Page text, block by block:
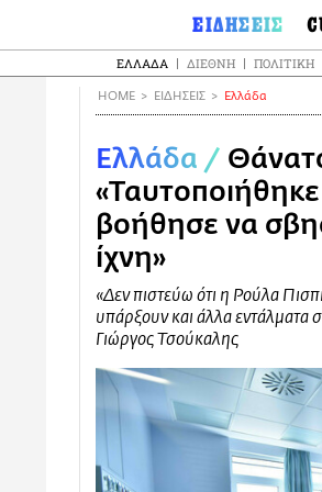
LIFO SHOP
NEWSLETTER
ΜΙΚΡΟΠΡΑΓΜΑΤΑ
THE GOOD LIFO
LIFOLAND
CITY GUIDE
ΑΜΠΑ
PRINT
ΕΙΔΗΣΕΙΣ
Ελλάδα
Διεθνή
Πολιτική
Οικονομία
Πολιτισμός
Αθλητισμός
Περιβάλλον
Tech &
Science
European
ΕΛΛΆΔΑ ΔΙΕΘΝΉ ΠΟΛΙΤΙΚΉ
HOME ΕΙΔΗΣΕΙΣ Ελλάδα
Ελλάδα /
βοήθησε να
ίχνη»
«Δεν πιστεύω ότι η Ρούλα
υπάρξουν και άλλα εντάλματα
Γιώργος Τσούκαλης